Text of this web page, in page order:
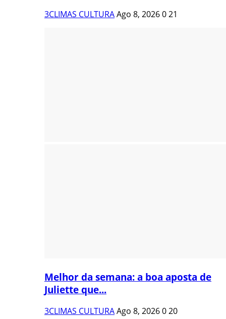
3CLIMAS CULTURAAgo 8, 2026021
Melhor da semana: a boa aposta de
Juliette que...
3CLIMAS CULTURAAgo 8, 2026020